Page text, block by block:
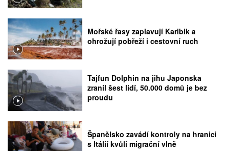
Mořské řasy zaplavují Karibik a
ohrožují pobřeží i cestovní ruch
Tajfun Dolphin na jihu Japonska
zranil šest lidí, 50.000 domů je bez
proudu
Španělsko zavádí kontroly na hranici
s Itálií kvůli migrační vlně